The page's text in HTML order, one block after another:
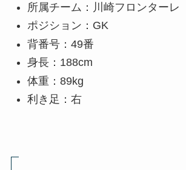
所属チーム：川崎フロンターレ
ポジション：GK
背番号：49番
身長：188cm
体重：89kg
利き足：右